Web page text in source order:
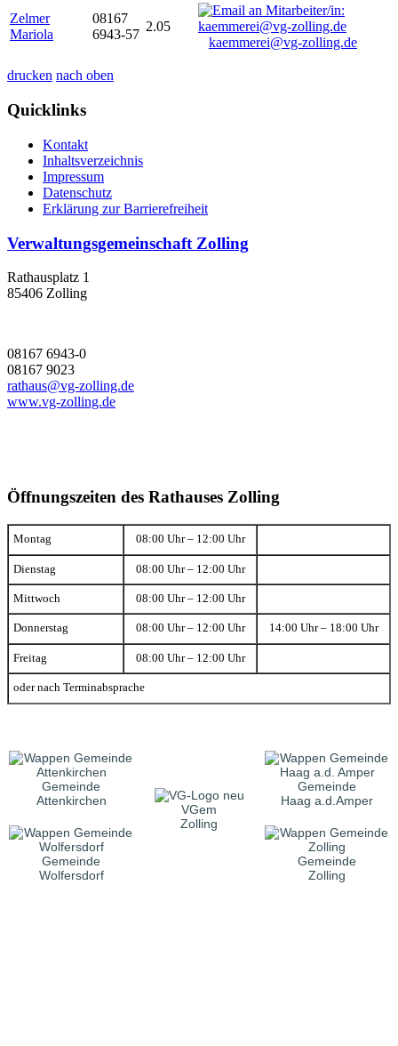
Zelmer
Mariola
08167
6943-57
2.05
kaemmerei@vg-zolling.de
drucken nach oben
Quicklinks
Kontakt
Inhaltsverzeichnis
Impressum
Datenschutz
Erklärung zur Barrierefreiheit
Verwaltungsgemeinschaft Zolling
Rathausplatz 1
85406 Zolling
08167 6943-0
08167 9023
rathaus@vg-zolling.de
www.vg-zolling.de
Öffnungszeiten des Rathauses Zolling
Montag 08:00 Uhr – 12:00 Uhr
Dienstag 08:00 Uhr – 12:00 Uhr
Mittwoch 08:00 Uhr – 12:00 Uhr
Donnerstag 08:00 Uhr – 12:00 Uhr 14:00 Uhr – 18:00 Uhr
Freitag 08:00 Uhr – 12:00 Uhr
oder nach Terminabsprache
Gemeinde
Attenkirchen
VGem
Zolling
Gemeinde
Haag a.d.Amper
Gemeinde
Wolfersdorf
Gemeinde
Zolling